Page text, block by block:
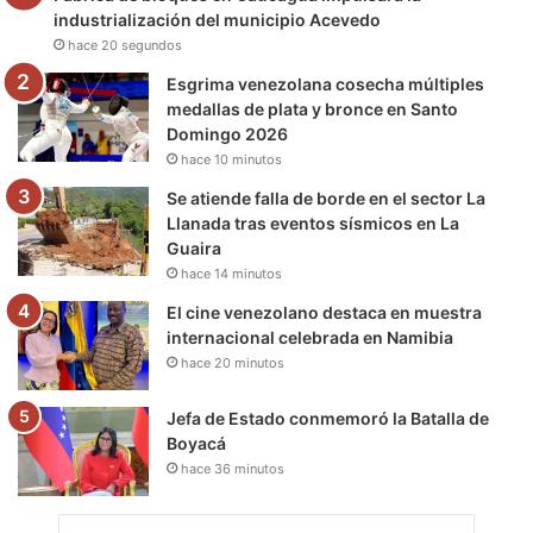
o
k
r
e
r
m
a
industrialización del municipio Acevedo
hace 20 segundos
Esgrima venezolana cosecha múltiples
medallas de plata y bronce en Santo
Domingo 2026
hace 10 minutos
Se atiende falla de borde en el sector La
Llanada tras eventos sísmicos en La
Guaira
hace 14 minutos
El cine venezolano destaca en muestra
internacional celebrada en Namibia
hace 20 minutos
Jefa de Estado conmemoró la Batalla de
Boyacá
hace 36 minutos